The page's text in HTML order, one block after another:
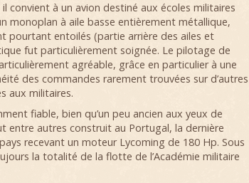
convient à un avion destiné aux écoles militaires
monoplan à aile basse entièrement métallique,
pourtant entoilés (partie arrière des ailes et
fut particulièrement soignée. Le pilotage de
agréable, grâce en particulier à une
des commandes rarement trouvées sur d’autres
aux militaires.
fiable, bien qu’un peu ancien aux yeux de
entre autres construit au Portugal, la dernière
recevant un moteur Lycoming de 180 Hp. Sous
la totalité de la flotte de l’Académie militaire